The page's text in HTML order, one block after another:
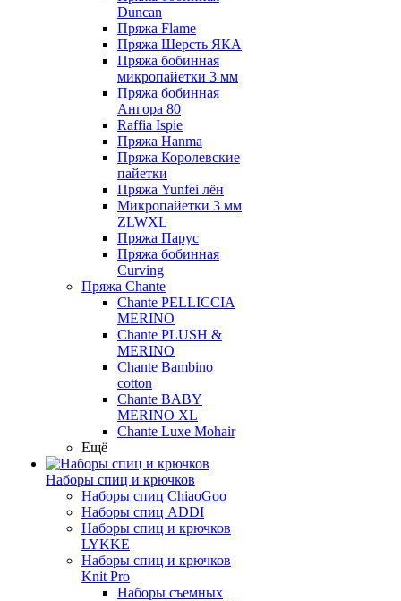
Duncan
Пряжа Flame
Пряжа Шерсть ЯКА
Пряжа бобинная
микропайетки 3 мм
Пряжа бобинная
Ангора 80
Raffia Ispie
Пряжа Hanma
Пряжа Королевские
пайетки
Пряжа Yunfei лён
Микропайетки 3 мм
ZLWXL
Пряжа Парус
Пряжа бобинная
Curving
Пряжа Chante
Chante PELLICCIA
MERINO
Chante PLUSH &
MERINO
Chante Bambino
cotton
Chante BABY
MERINO XL
Chante Luxe Mohair
Ещё
Наборы спиц и крючков
Наборы спиц ChiaoGoo
Наборы спиц ADDI
Наборы спиц и крючков
LYKKE
Наборы спиц и крючков
Knit Pro
Наборы съемных